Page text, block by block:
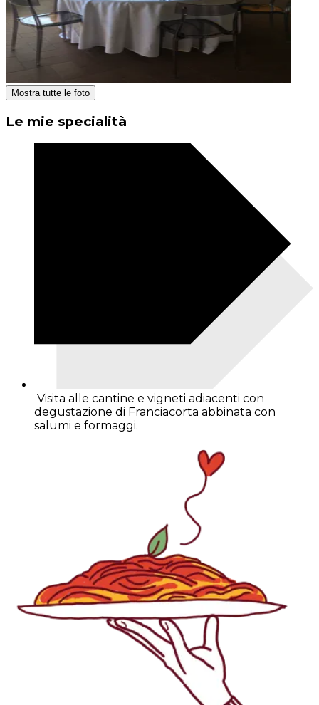
Mostra tutte le foto
Le mie specialità
Visita alle cantine e vigneti adiacenti con
degustazione di Franciacorta abbinata con
salumi e formaggi.